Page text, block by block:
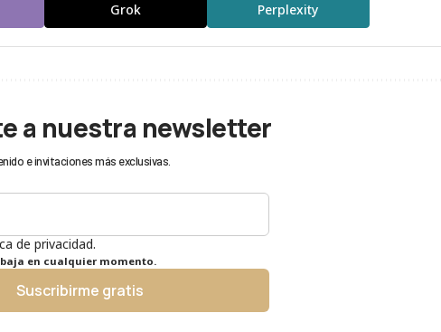
Grok Perplexity
a nuestra newsletter
e invitaciones más exclusivas.
de privacidad.
en cualquier momento.
Suscribirme gratis